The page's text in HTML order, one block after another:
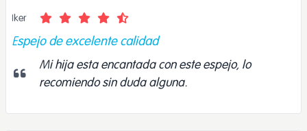
Iker
Espejo de excelente calidad
Mi hija esta encantada con este espejo, lo
recomiendo sin duda alguna.